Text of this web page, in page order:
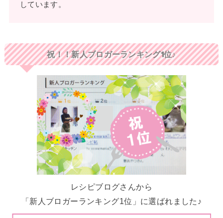
しています。
祝！！新人ブロガーランキング1位♪
レシピブログさんから
「新人ブロガーランキング1位」に選ばれました♪